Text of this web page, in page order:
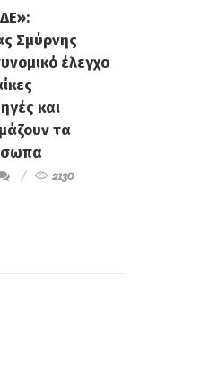
Σμύρνης
έλεγχο
και
τα
2130